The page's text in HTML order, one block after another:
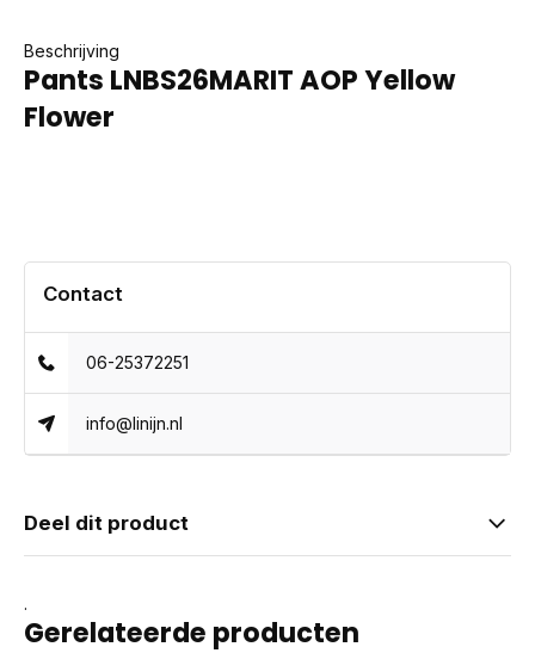
Beschrijving
Pants LNBS26MARIT AOP Yellow
Flower
Contact
06-25372251
info@linijn.nl
Deel dit product
.
Gerelateerde producten